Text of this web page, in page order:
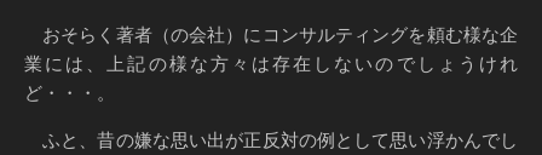
おそらく著者（の会社）にコンサルティングを頼む様な企
業には、上記の様な方々は存在しないのでしょうけれ
ど・・・。
ふと、昔の嫌な思い出が正反対の例として思い浮かんでし